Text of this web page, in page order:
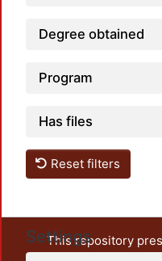
Degree obtained
Program
Has files
Reset filters
Settings
This repository